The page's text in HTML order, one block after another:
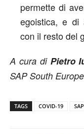
permette di
egoistica, e di
con il resto del
A cura di Pietro
SAP South Europe
TAGS COVID-19 SAP